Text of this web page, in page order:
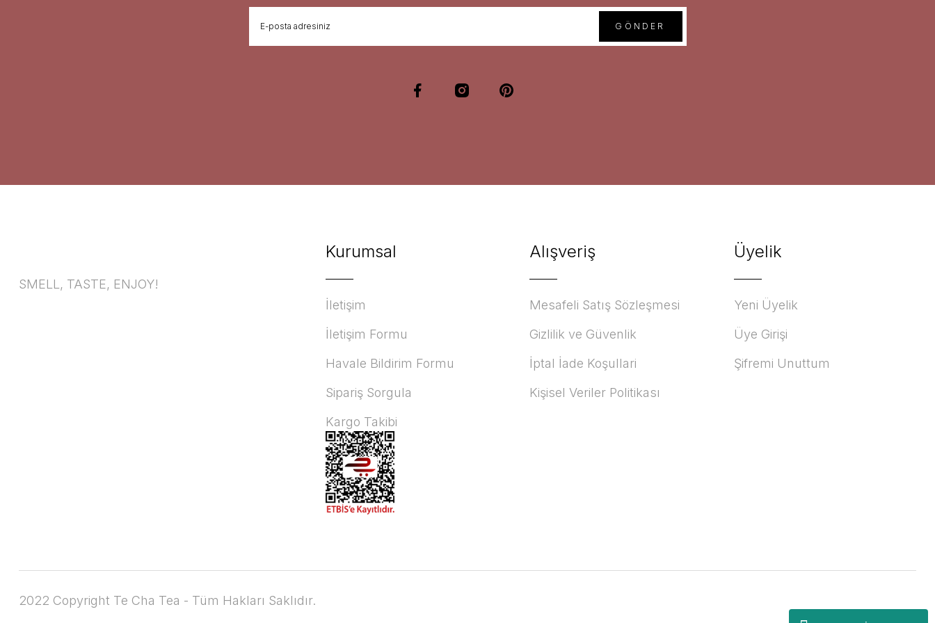
GÖNDER
SMELL, TASTE, ENJOY!
Kurumsal
İletişim
İletişim Formu
Havale Bildirim Formu
Sipariş Sorgula
Kargo Takibi
Alışveriş
Mesafeli Satış Sözleşmesi
Gizlilik ve Güvenlik
İptal İade Koşullari
Kişisel Veriler Politikası
Üyelik
Yeni Üyelik
Üye Girişi
Şifremi Unuttum
2022 Copyright Te Cha Tea - Tüm Hakları Saklıdır.